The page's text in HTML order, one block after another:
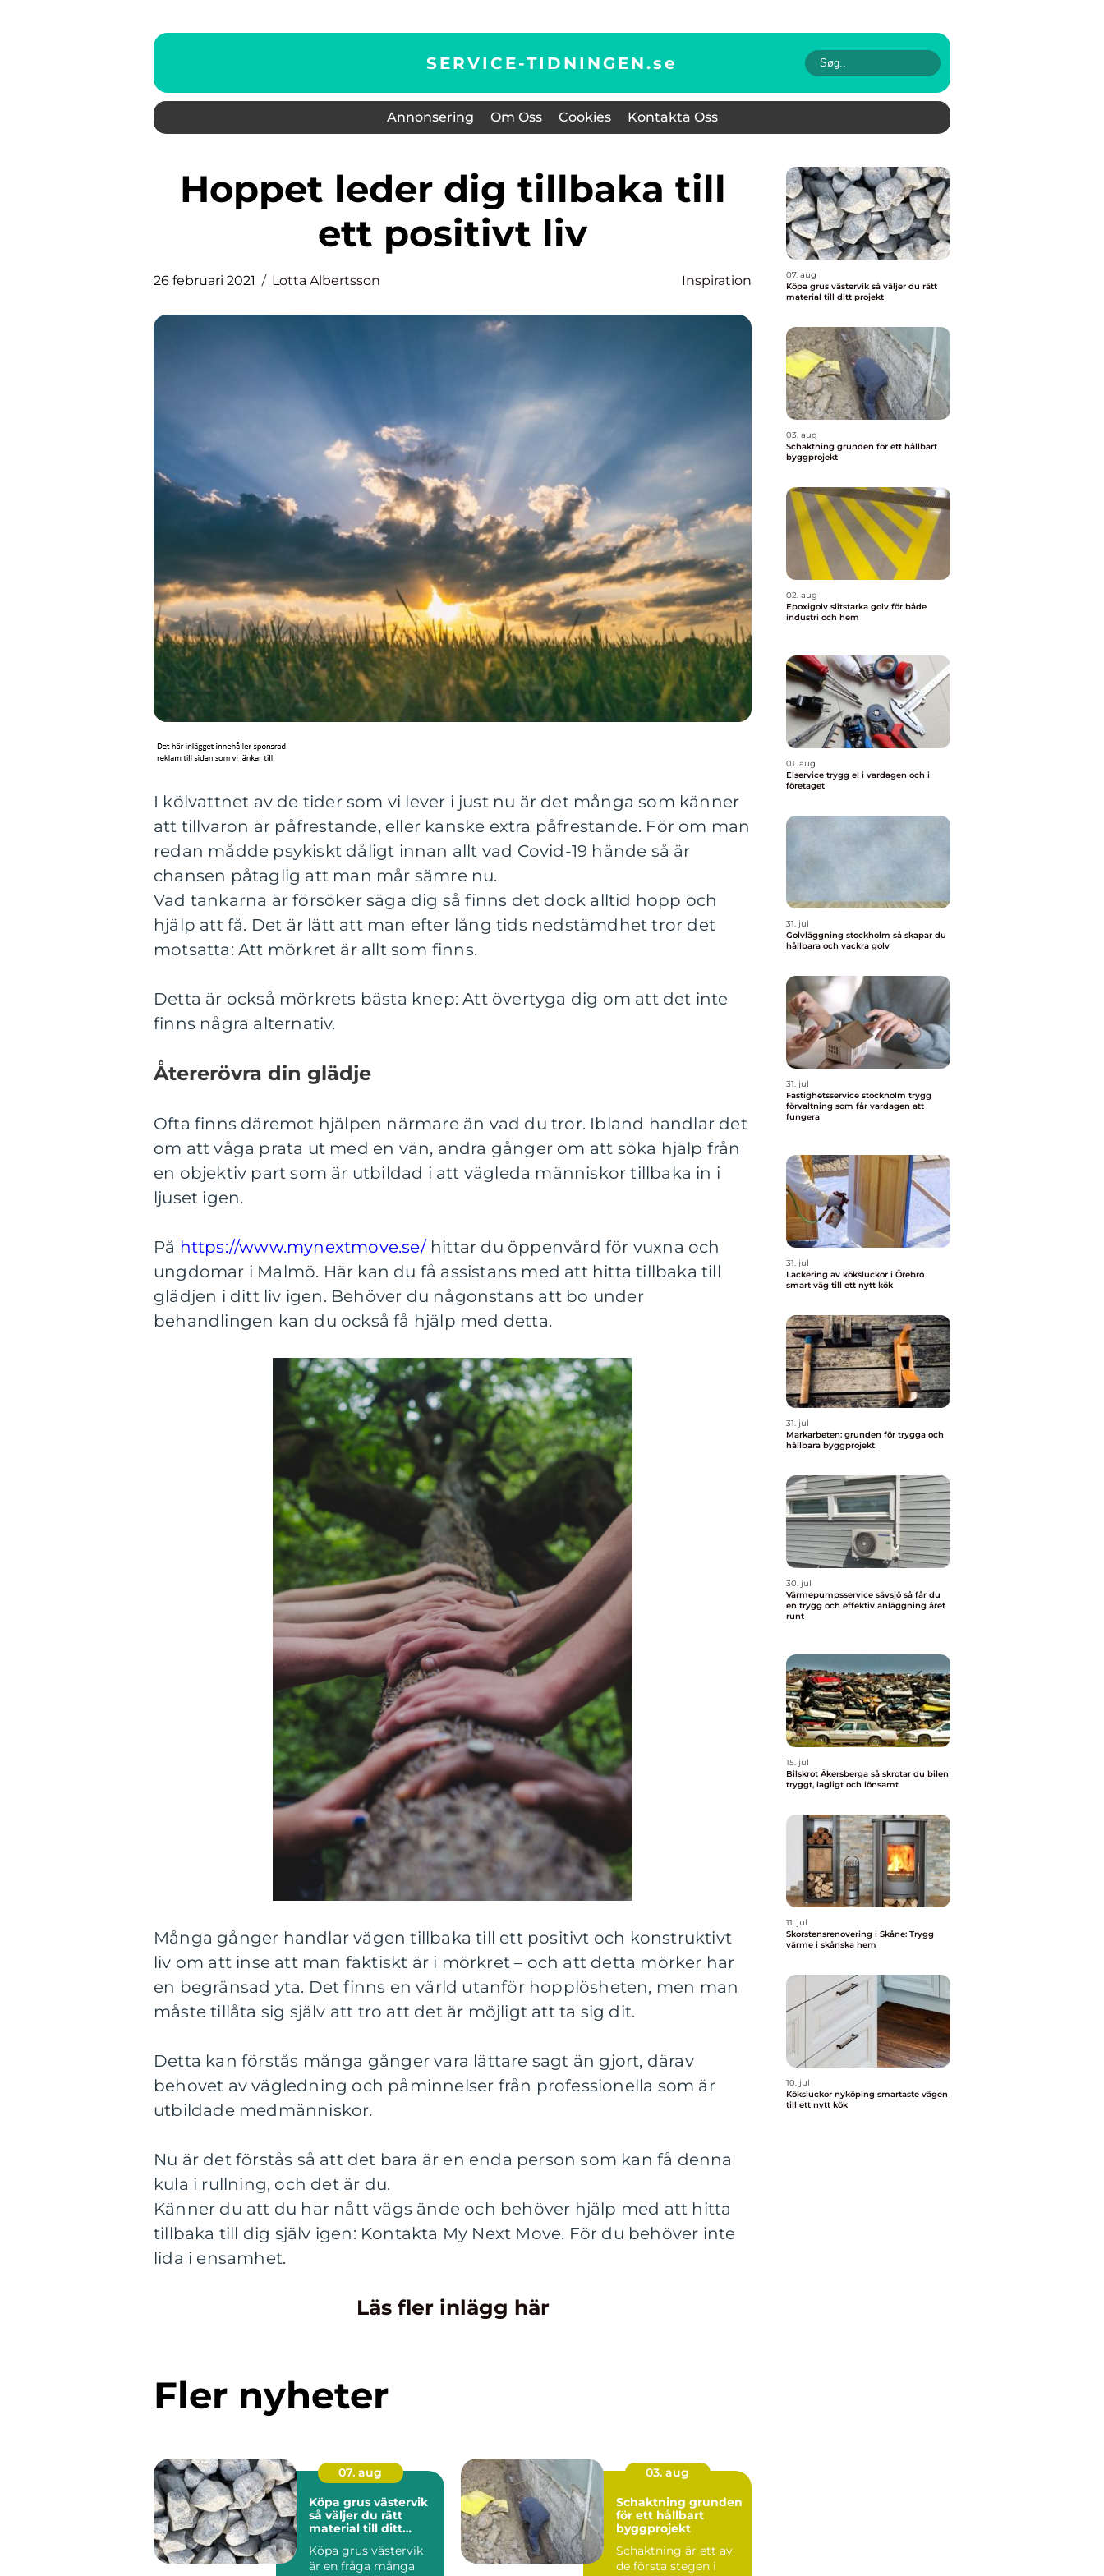
SERVICE-TIDNINGEN.se
Annonsering Om Oss Cookies Kontakta Oss
Hoppet leder dig tillbaka till
ett positivt liv
26 februari 2021 Lotta Albertsson Inspiration
I kölvattnet av de tider som vi lever i just nu är det många som känner
att tillvaron är påfrestande, eller kanske extra påfrestande. För om man
redan mådde psykiskt dåligt innan allt vad Covid-19 hände så är
chansen påtaglig att man mår sämre nu.
Vad tankarna är försöker säga dig så finns det dock alltid hopp och
hjälp att få. Det är lätt att man efter lång tids nedstämdhet tror det
motsatta: Att mörkret är allt som finns.
Detta är också mörkrets bästa knep: Att övertyga dig om att det inte
finns några alternativ.
Återerövra din glädje
Ofta finns däremot hjälpen närmare än vad du tror. Ibland handlar det
om att våga prata ut med en vän, andra gånger om att söka hjälp från
en objektiv part som är utbildad i att vägleda människor tillbaka in i
ljuset igen.
På https://www.mynextmove.se/hittar du öppenvård för vuxna och
ungdomar i Malmö. Här kan du få assistans med att hitta tillbaka till
glädjen i ditt liv igen. Behöver du någonstans att bo under
behandlingen kan du också få hjälp med detta.
Många gånger handlar vägen tillbaka till ett positivt och konstruktivt
liv om att inse att man faktiskt är i mörkret – och att detta mörker har
en begränsad yta. Det finns en värld utanför hopplösheten, men man
måste tillåta sig själv att tro att det är möjligt att ta sig dit.
Detta kan förstås många gånger vara lättare sagt än gjort, därav
behovet av vägledning och påminnelser från professionella som är
utbildade medmänniskor.
Nu är det förstås så att det bara är en enda person som kan få denna
kula i rullning, och det är du.
Känner du att du har nått vägs ände och behöver hjälp med att hitta
tillbaka till dig själv igen: Kontakta My Next Move. För du behöver inte
lida i ensamhet.
Läs fler inlägg här
Fler nyheter
07. aug
Köpa grus västervik
så väljer du rätt
material till ditt
Köpa grus västervik
är en fråga många
03. aug
Schaktning grunden
för ett hållbart
byggprojekt
Schaktning är ett av
de första stegen i
07. aug
Köpa grus västervik så väljer du rätt
material till ditt projekt
03. aug
Schaktning grunden för ett hållbart
byggprojekt
02. aug
Epoxigolv slitstarka golv för både
industri och hem
01. aug
Elservice trygg el i vardagen och i
företaget
31. jul
Golvläggning stockholm så skapar du
hållbara och vackra golv
31. jul
Fastighetsservice stockholm trygg
förvaltning som får vardagen att
fungera
31. jul
Lackering av köksluckor i Örebro
smart väg till ett nytt kök
31. jul
Markarbeten: grunden för trygga och
hållbara byggprojekt
30. jul
Värmepumpsservice sävsjö så får du
en trygg och effektiv anläggning året
runt
15. jul
Bilskrot Åkersberga så skrotar du bilen
tryggt, lagligt och lönsamt
11. jul
Skorstensrenovering i Skåne: Trygg
värme i skånska hem
10. jul
Köksluckor nyköping smartaste vägen
till ett nytt kök